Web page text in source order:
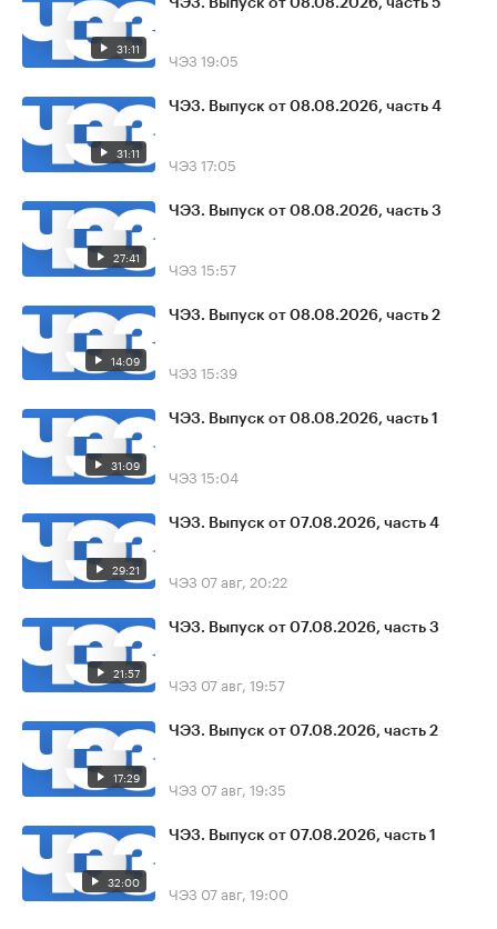
31:11 ЧЭЗ 19:05
31:11
ЧЭЗ. Выпуск от 08.08.2026, часть 4
ЧЭЗ 17:05
27:41
ЧЭЗ. Выпуск от 08.08.2026, часть 3
ЧЭЗ 15:57
14:09
ЧЭЗ. Выпуск от 08.08.2026, часть 2
ЧЭЗ 15:39
31:09
ЧЭЗ. Выпуск от 08.08.2026, часть 1
ЧЭЗ 15:04
29:21
ЧЭЗ. Выпуск от 07.08.2026, часть 4
ЧЭЗ 07 авг, 20:22
21:57
ЧЭЗ. Выпуск от 07.08.2026, часть 3
ЧЭЗ 07 авг, 19:57
17:29
ЧЭЗ. Выпуск от 07.08.2026, часть 2
ЧЭЗ 07 авг, 19:35
32:00
ЧЭЗ. Выпуск от 07.08.2026, часть 1
ЧЭЗ 07 авг, 19:00